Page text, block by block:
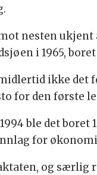
nesten ukjent
i 1965,
ikke det
for den første
1994 ble det
for
og særlig